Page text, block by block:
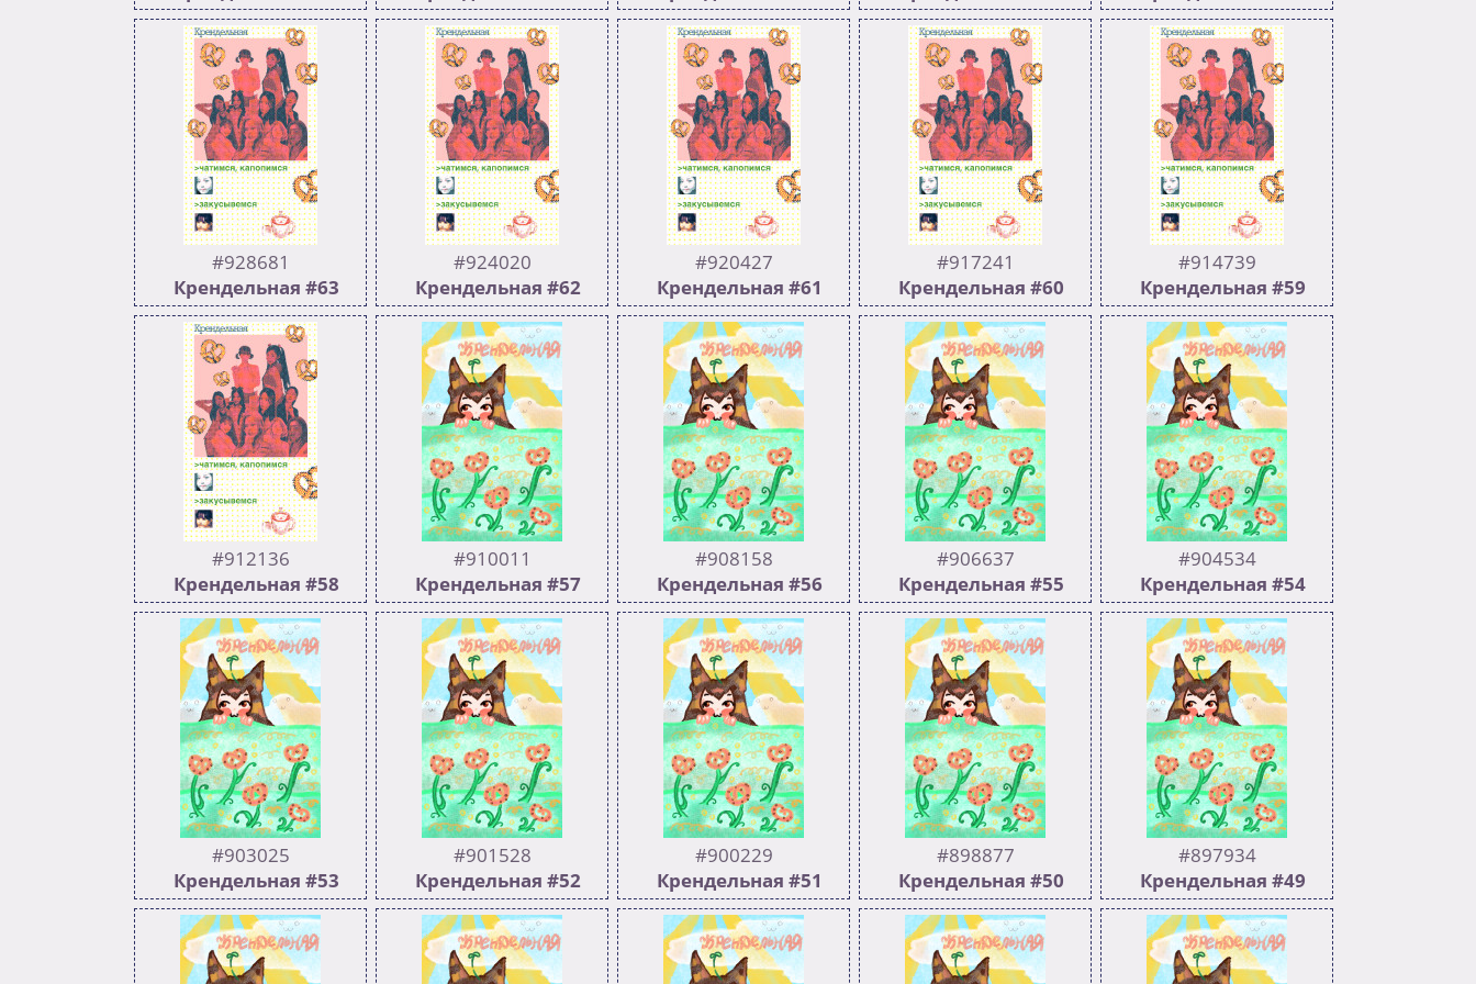
501 239
Предыдущий >>941692
503 238
Предыдущий >>939006
502 211
https://youtu.be/UDxID0_A9x4
Предыдущий >>935815
501 145
Наконец ОПпик без
опечатки :bin_smile:
Предыдущий >>932076
505 160
Предыдущий >>928681
#928681
Крендельная #63
502 224
Черепашка тред
Предыдущий >>924020
#924020
Крендельная #62
507 266
Предыдущий >>920427
#920427
Крендельная #61
501 283
Предыдущий >>917241
#917241
Крендельная #60
502 223
Предыдущий >>914739
#914739
Крендельная #59
520 233
Предыдущий >>912136
#912136
Крендельная #58
501 190
Врываемся в лето!
Предыдущий >>910011
#910011
Крендельная #57
504 244
Предыдущий >>908158
#908158
Крендельная #56
531 206
Предыдущий >>906637
#906637
Крендельная #55
501 241
Предыдущий >>904534
#904534
Крендельная #54
502 252
Предыдущий >>903025
#903025
Крендельная #53
504 256
Квасимся Предыдущий
>>901528
#901528
Крендельная #52
502 233
Предыдущий >>900229
#900229
Крендельная #51
500 234
Апчхи Предыдущий
>>898877
#898877
Крендельная #50
504 222
Мини-юбилейный :soju:
Зачем платить за терапию,
когда есть наш тредик
#897934
Крендельная #49
502 248
:yena_tired: Предыдущий
>>896771